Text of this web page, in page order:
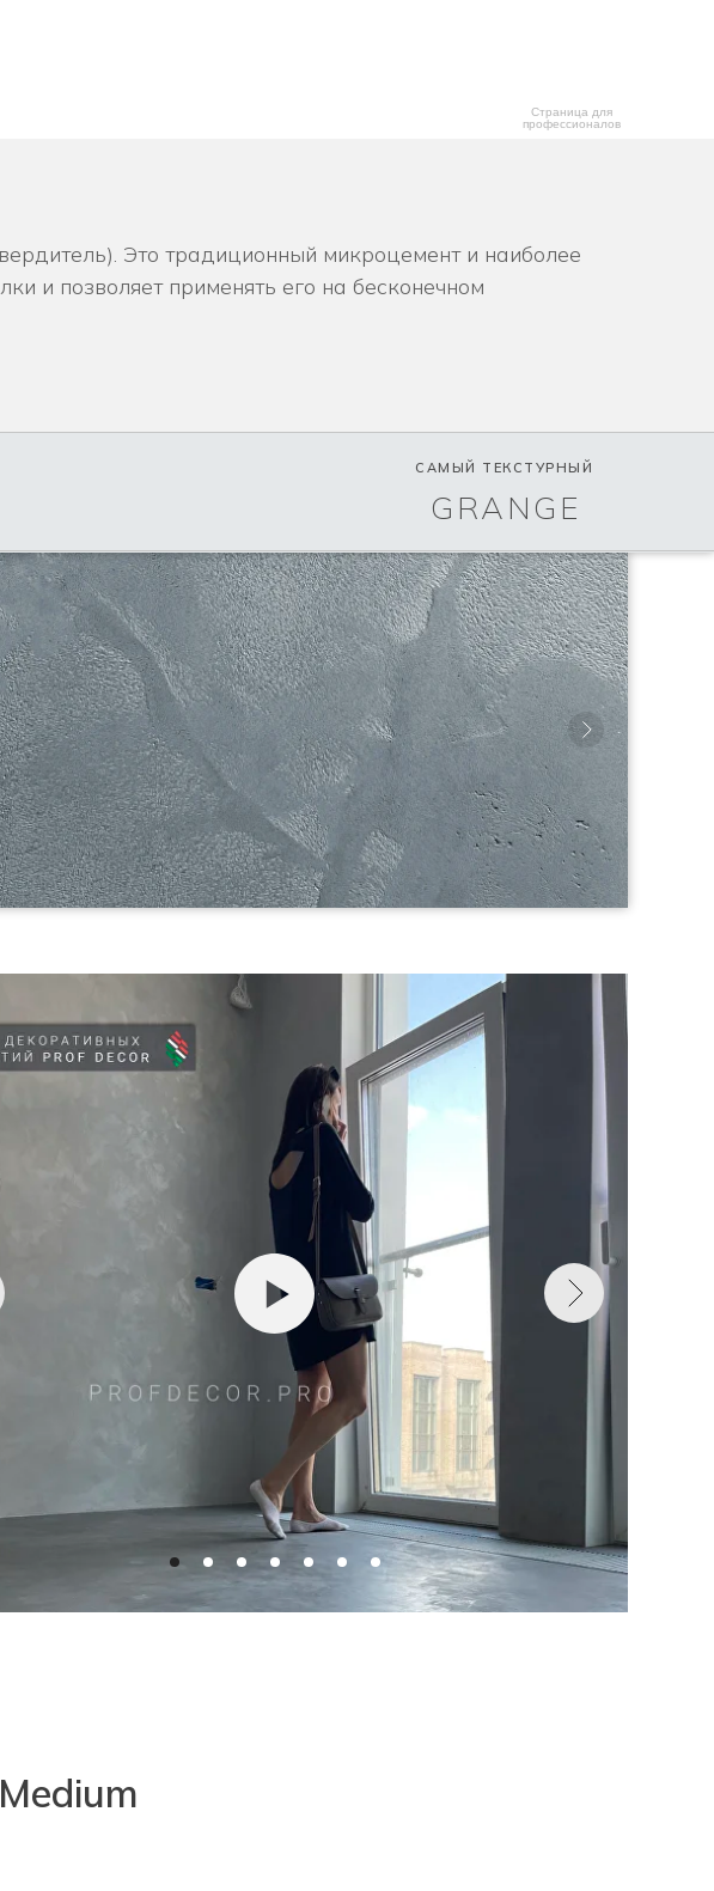
Страница для
профессионалов
Это традиционный микроцемент и наиболее
и позволяет применять его на бесконечном
GRANGE
САМЫЙ ТЕКСТУРНЫЙ